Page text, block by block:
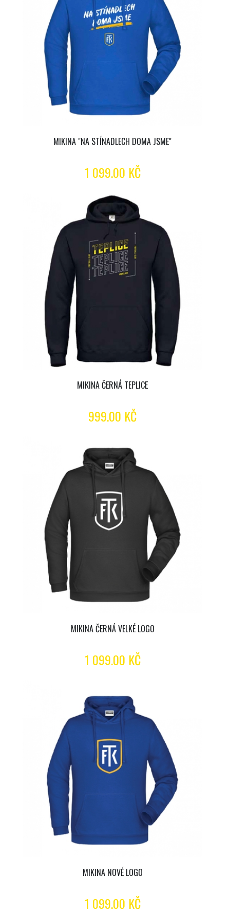
MIKINA "NA STÍNADLECH DOMA JSME"
1 099.00 KČ
MIKINA ČERNÁ TEPLICE
999.00 KČ
MIKINA ČERNÁ VELKÉ LOGO
1 099.00 KČ
MIKINA NOVÉ LOGO
1 099.00 KČ